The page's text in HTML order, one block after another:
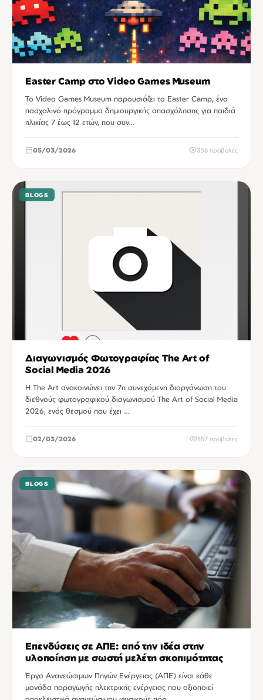
Easter Camp στο Video Games Museum
Το Video Games Museum παρουσιάζει το Easter Camp, ένα
πασχαλινό πρόγραμμα δημιουργικής απασχόλησης για παιδιά
ηλικίας 7 έως 12 ετών, που συν…
05/03/2026 356 προβολές
BLOGS
Διαγωνισμός Φωτογραφίας The Art of
Social Media 2026
Η The Art ανακοινώνει την 7η συνεχόμενη διοργάνωση του
διεθνούς φωτογραφικού διαγωνισμού The Art of Social Media
2026, ενός θεσμού που έχει …
02/03/2026 557 προβολές
BLOGS
Επενδύσεις σε ΑΠΕ: από την ιδέα στην
υλοποίηση με σωστή μελέτη σκοπιμότητας
Έργο Ανανεώσιμων Πηγών Ενέργειας (ΑΠΕ) είναι κάθε
μονάδα παραγωγής ηλεκτρικής ενέργειας που αξιοποιεί